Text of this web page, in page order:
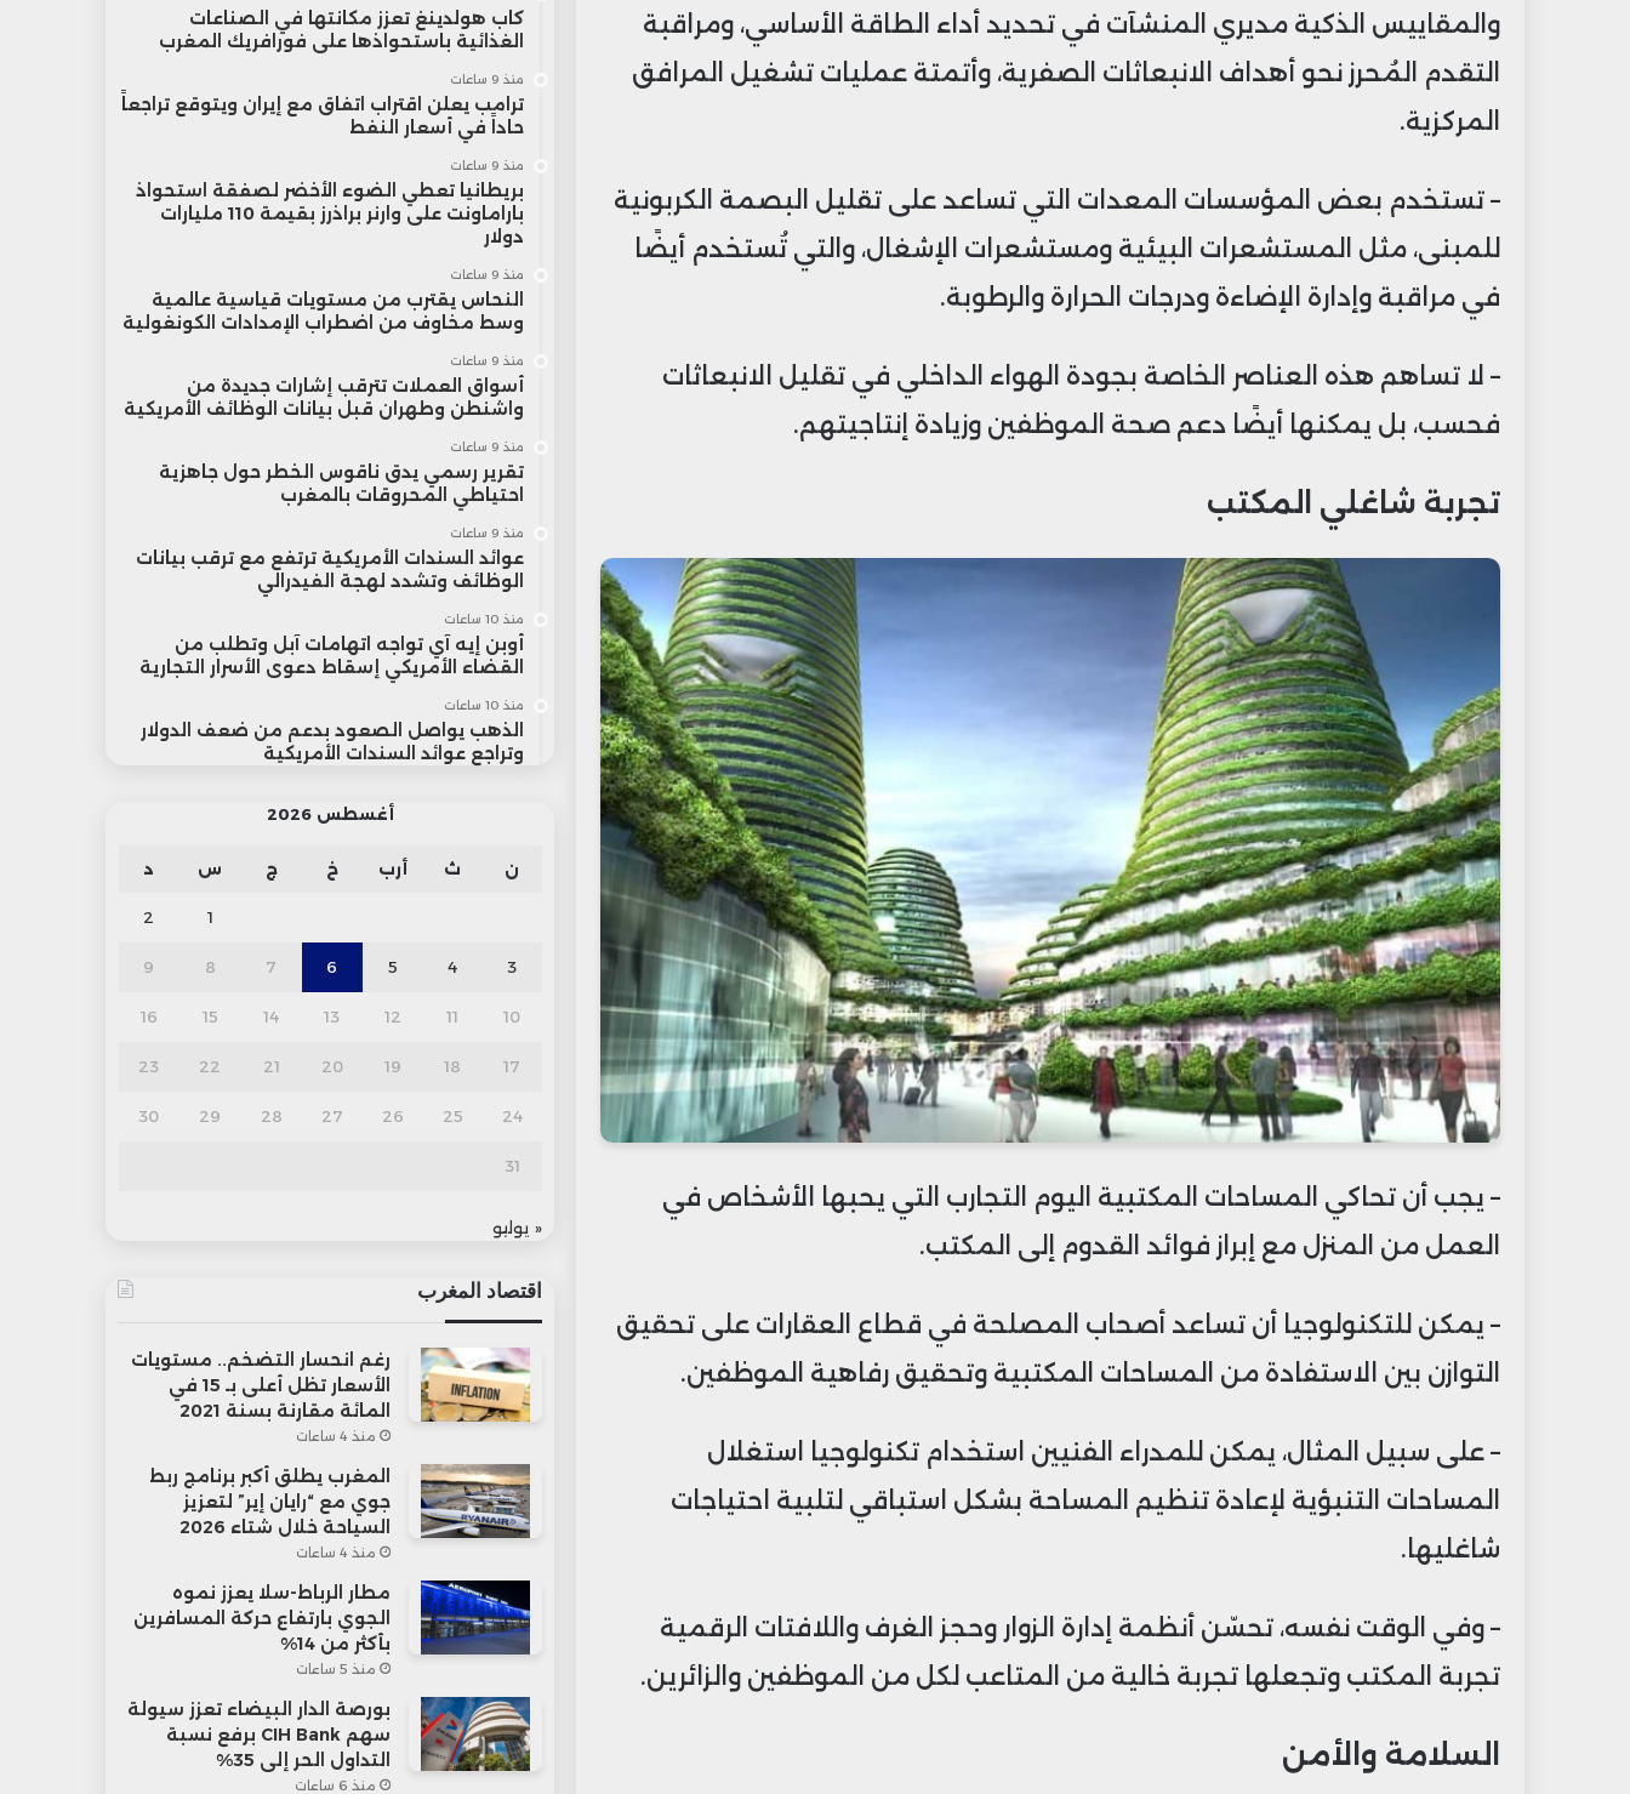
والمقاييس الذكية مديري المنشآت في تحديد أداء الطاقة الأساسي، ومراقبة
التقدم المُحرز نحو أهداف الانبعاثات الصفرية، وأتمتة عمليات تشغيل المرافق
المركزية.
– تستخدم بعض المؤسسات المعدات التي تساعد على تقليل البصمة الكربونية
للمبنى، مثل المستشعرات البيئية ومستشعرات الإشغال، والتي تُستخدم أيضًا
في مراقبة وإدارة الإضاءة ودرجات الحرارة والرطوبة.
– لا تساهم هذه العناصر الخاصة بجودة الهواء الداخلي في تقليل الانبعاثات
فحسب، بل يمكنها أيضًا دعم صحة الموظفين وزيادة إنتاجيتهم.
تجربة شاغلي المكتب
– يجب أن تحاكي المساحات المكتبية اليوم التجارب التي يحبها الأشخاص في
العمل من المنزل مع إبراز فوائد القدوم إلى المكتب.
– يمكن للتكنولوجيا أن تساعد أصحاب المصلحة في قطاع العقارات على تحقيق
التوازن بين الاستفادة من المساحات المكتبية وتحقيق رفاهية الموظفين.
– على سبيل المثال، يمكن للمدراء الفنيين استخدام تكنولوجيا استغلال
المساحات التنبؤية لإعادة تنظيم المساحة بشكل استباقي لتلبية احتياجات
شاغليها.
– وفي الوقت نفسه، تحسّن أنظمة إدارة الزوار وحجز الغرف واللافتات الرقمية
تجربة المكتب وتجعلها تجربة خالية من المتاعب لكل من الموظفين والزائرين.
السلامة والأمن
كاب هولدينغ تعزز مكانتها في الصناعات
الغذائية باستحواذها على فورافريك المغرب
منذ 9 ساعات
ترامب يعلن اقتراب اتفاق مع إيران ويتوقع تراجعاً
حاداً في أسعار النفط
منذ 9 ساعات
بريطانيا تعطي الضوء الأخضر لصفقة استحواذ
باراماونت على وارنر براذرز بقيمة 110 مليارات
دولار
منذ 9 ساعات
النحاس يقترب من مستويات قياسية عالمية
وسط مخاوف من اضطراب الإمدادات الكونغولية
منذ 9 ساعات
أسواق العملات تترقب إشارات جديدة من
واشنطن وطهران قبل بيانات الوظائف الأمريكية
منذ 9 ساعات
تقرير رسمي يدق ناقوس الخطر حول جاهزية
احتياطي المحروقات بالمغرب
منذ 9 ساعات
عوائد السندات الأمريكية ترتفع مع ترقب بيانات
الوظائف وتشدد لهجة الفيدرالي
منذ 10 ساعات
أوبن إيه آي تواجه اتهامات آبل وتطلب من
القضاء الأمريكي إسقاط دعوى الأسرار التجارية
منذ 10 ساعات
الذهب يواصل الصعود بدعم من ضعف الدولار
وتراجع عوائد السندات الأمريكية
أغسطس 2026
ن ث أرب خ ج س د
1
2
3
4
5
6
7
8
9
10
11
12
13
14
15
16
17
18
19
20
21
22
23
24
25
26
27
28
29
30
31
« يوليو
اقتصاد المغرب
رغم انحسار التضخم.. مستويات
الأسعار تظل أعلى بـ 15 في
المائة مقارنة بسنة 2021
منذ 4 ساعات
المغرب يطلق أكبر برنامج ربط
جوي مع “رايان إير” لتعزيز
السياحة خلال شتاء 2026
منذ 4 ساعات
مطار الرباط-سلا يعزز نموه
الجوي بارتفاع حركة المسافرين
بأكثر من 14%
منذ 5 ساعات
بورصة الدار البيضاء تعزز سيولة
سهم CIH Bank برفع نسبة
التداول الحر إلى 35%
منذ 6 ساعات